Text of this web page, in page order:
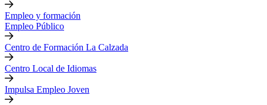
Empleo y formación
Empleo Público
Centro de Formación La Calzada
Centro Local de Idiomas
Impulsa Empleo Joven